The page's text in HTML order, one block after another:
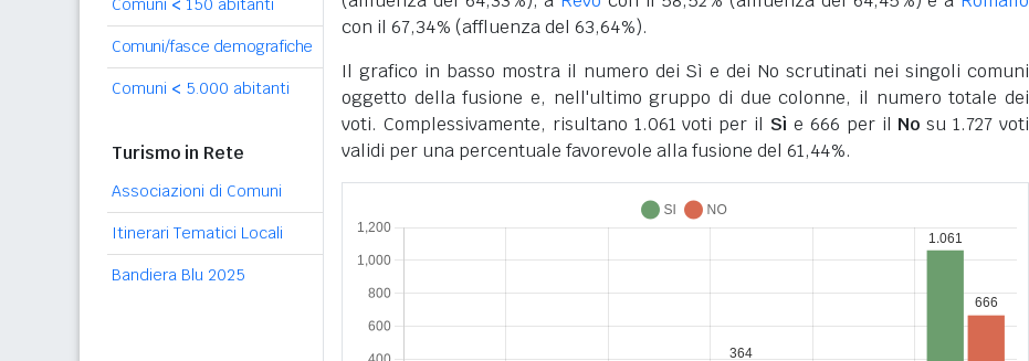
Comuni < 150 abitanti
Comuni/fasce demografiche
Comuni < 5.000 abitanti
Turismo in Rete
Associazioni di Comuni
Itinerari Tematici Locali
Bandiera Blu 2025
con il 67,34% (affluenza del 63,64%).
Il grafico in basso mostra il numero dei Sì e dei No scrutinati nei singoli comuni
oggetto della fusione e, nell'ultimo gruppo di due colonne, il numero totale dei
voti. Complessivamente, risultano 1.061 voti per il Sì e 666 per il No su 1.727 voti
validi per una percentuale favorevole alla fusione del 61,44%.